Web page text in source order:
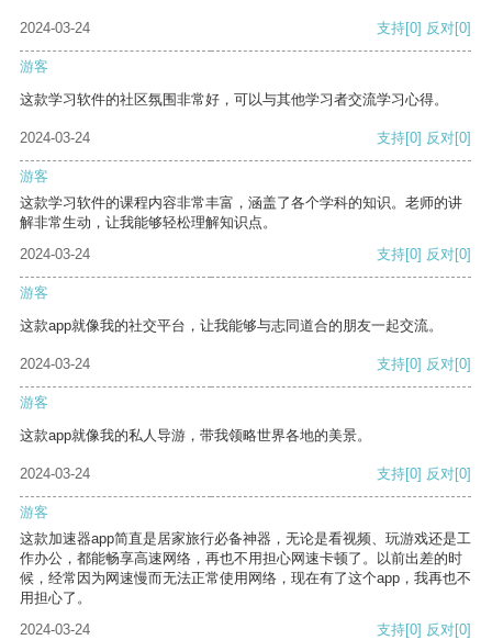
2024-03-24 支持[0] 反对[0]
游客
这款学习软件的社区氛围非常好，可以与其他学习者交流学习心得。
2024-03-24 支持[0] 反对[0]
游客
这款学习软件的课程内容非常丰富，涵盖了各个学科的知识。老师的讲
解非常生动，让我能够轻松理解知识点。
2024-03-24
支持[0] 反对[0]
游客
这款app就像我的社交平台，让我能够与志同道合的朋友一起交流。
2024-03-24 支持[0] 反对[0]
游客
这款app就像我的私人导游，带我领略世界各地的美景。
2024-03-24 支持[0] 反对[0]
游客
这款加速器app简直是居家旅行必备神器，无论是看视频、玩游戏还是工
作办公，都能畅享高速网络，再也不用担心网速卡顿了。以前出差的时
候，经常因为网速慢而无法正常使用网络，现在有了这个app，我再也不
用担心了。
2024-03-24
支持[0] 反对[0]